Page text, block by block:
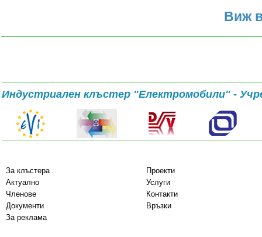
Виж
Индустриален клъстер "Електромобили" -
За клъстера
Проекти
Актуално
Услуги
Членове
Контакти
Документи
Връзки
За реклама